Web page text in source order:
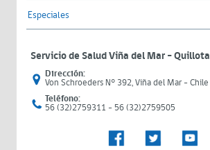
Especiales
Servicio de Salud Viña del Mar – Quillota
Dirección:
Von Schroeders N° 392, Viña del Mar - Chile
Teléfono:
56 (32)2759311 - 56 (32)2759505